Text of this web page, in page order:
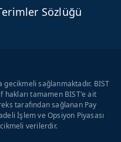
Sözlüğü
sağlanmaktadır. BIST
hakları tamamen BIST'e ait
tarafından sağlanan Pay
İşlem ve Opsiyon Piyasası
verilerdir.